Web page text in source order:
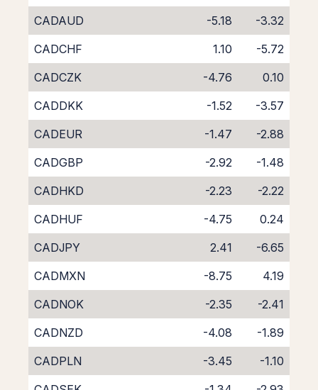
CADAUD
-5.18
-3.32
CADCHF
1.10
-5.72
CADCZK
-4.76
0.10
CADDKK
-1.52
-3.57
CADEUR
-1.47
-2.88
CADGBP
-2.92
-1.48
CADHKD
-2.23
-2.22
CADHUF
-4.75
0.24
CADJPY
2.41
-6.65
CADMXN
-8.75
4.19
CADNOK
-2.35
-2.41
CADNZD
-4.08
-1.89
CADPLN
-3.45
-1.10